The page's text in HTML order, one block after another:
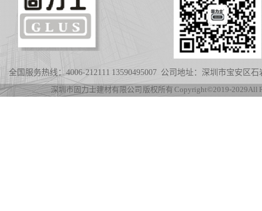
全国服务热线：4006-212111 13590495007 公司地址：深圳市宝安区
深圳市固力士建材有限公司 版权所有 Copyright©2019-2029 All